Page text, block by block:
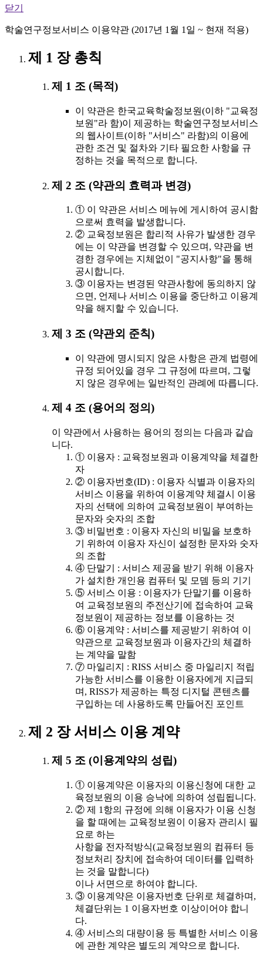
닫기
학술연구정보서비스 이용약관 (2017년 1월 1일 ~ 현재 적용)
제 1 장 총칙
제 1 조 (목적)
이 약관은 한국교육학술정보원(이하 "교육정
보원"라 함)이 제공하는 학술연구정보서비스
의 웹사이트(이하 "서비스" 라함)의 이용에
관한 조건 및 절차와 기타 필요한 사항을 규
정하는 것을 목적으로 합니다.
제 2 조 (약관의 효력과 변경)
① 이 약관은 서비스 메뉴에 게시하여 공시함
으로써 효력을 발생합니다.
② 교육정보원은 합리적 사유가 발생한 경우
에는 이 약관을 변경할 수 있으며, 약관을 변
경한 경우에는 지체없이 "공지사항"을 통해
공시합니다.
③ 이용자는 변경된 약관사항에 동의하지 않
으면, 언제나 서비스 이용을 중단하고 이용계
약을 해지할 수 있습니다.
제 3 조 (약관외 준칙)
이 약관에 명시되지 않은 사항은 관계 법령에
규정 되어있을 경우 그 규정에 따르며, 그렇
지 않은 경우에는 일반적인 관례에 따릅니다.
제 4 조 (용어의 정의)
이 약관에서 사용하는 용어의 정의는 다음과 같습
니다.
① 이용자 : 교육정보원과 이용계약을 체결한
자
② 이용자번호(ID) : 이용자 식별과 이용자의
서비스 이용을 위하여 이용계약 체결시 이용
자의 선택에 의하여 교육정보원이 부여하는
문자와 숫자의 조합
③ 비밀번호 : 이용자 자신의 비밀을 보호하
기 위하여 이용자 자신이 설정한 문자와 숫자
의 조합
④ 단말기 : 서비스 제공을 받기 위해 이용자
가 설치한 개인용 컴퓨터 및 모뎀 등의 기기
⑤ 서비스 이용 : 이용자가 단말기를 이용하
여 교육정보원의 주전산기에 접속하여 교육
정보원이 제공하는 정보를 이용하는 것
⑥ 이용계약 : 서비스를 제공받기 위하여 이
약관으로 교육정보원과 이용자간의 체결하
는 계약을 말함
⑦ 마일리지 : RISS 서비스 중 마일리지 적립
가능한 서비스를 이용한 이용자에게 지급되
며, RISS가 제공하는 특정 디지털 콘텐츠를
구입하는 데 사용하도록 만들어진 포인트
제 2 장 서비스 이용 계약
제 5 조 (이용계약의 성립)
① 이용계약은 이용자의 이용신청에 대한 교
육정보원의 이용 승낙에 의하여 성립됩니다.
② 제 1항의 규정에 의해 이용자가 이용 신청
을 할 때에는 교육정보원이 이용자 관리시 필
요로 하는
사항을 전자적방식(교육정보원의 컴퓨터 등
정보처리 장치에 접속하여 데이터를 입력하
는 것을 말합니다)
이나 서면으로 하여야 합니다.
③ 이용계약은 이용자번호 단위로 체결하며,
체결단위는 1 이용자번호 이상이어야 합니
다.
④ 서비스의 대량이용 등 특별한 서비스 이용
에 관한 계약은 별도의 계약으로 합니다.